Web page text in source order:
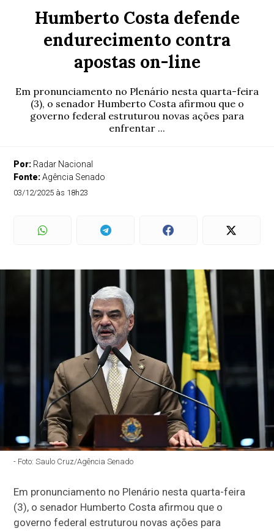
Humberto Costa defende
endurecimento contra
apostas on-line
Em pronunciamento no Plenário nesta quarta-feira
(3), o senador Humberto Costa afirmou que o
governo federal estruturou novas ações para
enfrentar ...
Por: Radar Nacional
Fonte:Agência Senado
03/12/2025 às 18h23
- Foto: Saulo Cruz/Agência Senado
Em pronunciamento no Plenário nesta quarta-feira
(3), o senador Humberto Costa afirmou que o
governo federal estruturou novas ações para